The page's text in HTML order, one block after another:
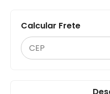
Calcular Frete